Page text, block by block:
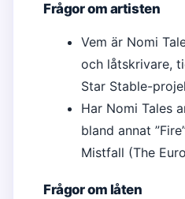
Frågor om artisten
Vem är Nomi
och låtskrivare,
Star Stable-
Har Nomi Tales
bland annat
Mistfall (The
Frågor om låten